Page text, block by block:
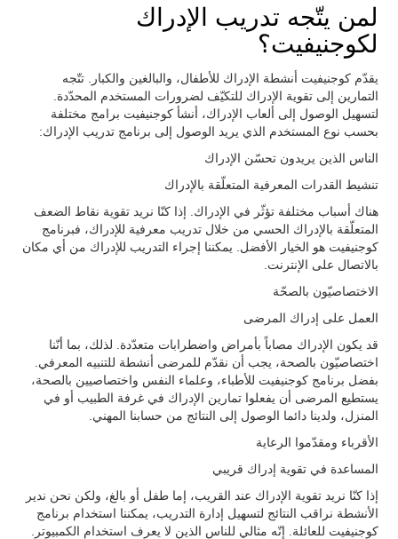
لمن يتّجه تدريب الإدراك
لكوجنيفيت؟
يقدّم كوجنيفيت أنشطة الإدراك للأطفال، والبالغين والكبار. تتّجه
التمارين إلى تقوية الإدراك للتكيّف لضرورات المستخدم المحدّدة.
لتسهيل الوصول إلى ألعاب الإدراك، أنشأ كوجنيفيت برامج مختلفة
بحسب نوع المستخدم الذي يريد الوصول إلى برنامج تدريب الإدراك:
الناس الذين يريدون تحسّن الإدراك
تنشيط القدرات المعرفية المتعلّقة بالإدراك
هناك أسباب مختلفة تؤثّر في الإدراك. إذا كنّا نريد تقوية نقاط الضعف
المتعلّقة بالإدراك الحسي من خلال تدريب معرفية للإدراك، فبرنامج
كوجنيفيت هو الخيار الأفضل. يمكننا إجراء التدريب للإدراك من أي مكان
بالاتصال على الإنترنت.
الاختصاصيّون بالصحّة
العمل على إدراك المرضى
قد يكون الإدراك مصاباً بأمراض واضطرابات متعدّدة. لذلك، بما أنّنا
اختصاصيّون بالصحة، يجب أن نقدّم للمرضى أنشطة للتنبيه المعرفي.
بفضل برنامج كوجنيفيت للأطباء، وعلماء النفس واختصاصيين بالصحة،
يستطيع المرضى أن يفعلوا تمارين الإدراك في غرفة الطبيب أو في
المنزل، ولدينا دائما الوصول إلى النتائج من حسابنا المهني.
الأقرباء ومقدّموا الرعاية
المساعدة في تقوية إدراك قريبي
إذا كنّا نريد تقوية الإدراك عند القريب، إما طفل أو بالغ، ولكن نحن ندير
الأنشطة نراقب النتائج لتسهيل إدارة التدريب، يمكننا استخدام برنامج
كوجنيفيت للعائلة. إنّه مثالي للناس الذين لا يعرف استخدام الكمبيوتر.